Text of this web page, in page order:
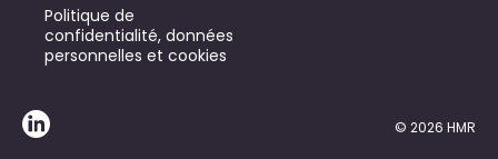
Politique de
confidentialité, données
personnelles et cookies
© 2026 HMR